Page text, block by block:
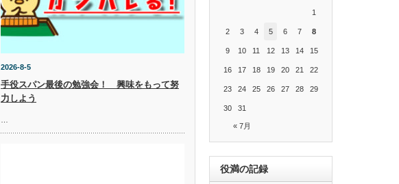
2026-8-5
手役スパン最後の勉強会！ 興味をもって努
力しよう
« 7月
1
2 3 4 5 6 7 8
9 10 11 12 13 14 15
16 17 18 19 20 21 22
23 24 25 26 27 28 29
30 31
役満の記録